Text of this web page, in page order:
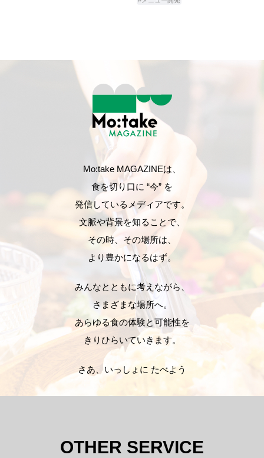
Mo:take MAGAZINEは、
食を切り口に “今” を
発信しているメディアです。
文脈や背景を知ることで、
その時、その場所は、
より豊かになるはず。
みんなとともに考えながら、
さまざまな場所へ。
あらゆる食の体験と可能性を
きりひらいていきます。
さあ、いっしょに たべよう
OTHER SERVICE